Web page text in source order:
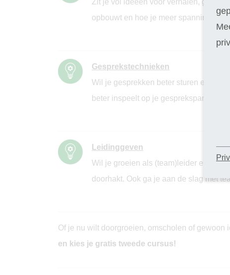
opbouwt en hoe je meer spanning in
Gesprekstechnieken
Wil je gesprekken beter sturen en
beter inspeelt op je gesprekspartner.
Leidinggeven
Wil je groeien als (team)leider en
doorhakt. Ook ga je aan de slag met
Of je nu wilt doorgroeien, omscholen of gewoon
en kies je gratis tweede cursus!